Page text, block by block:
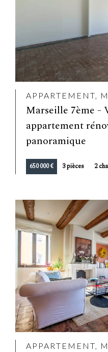
APPARTEMENT,
Marseille 7ème -
appartement
panoramique
650 000 € 3 pièces 2
APPARTEMENT,